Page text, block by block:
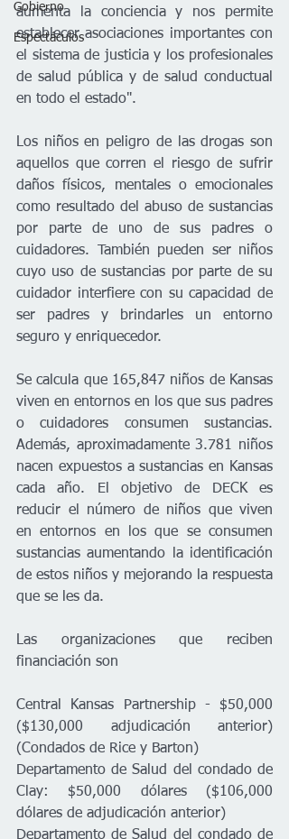
Gobierno
Espectáculos
aumenta la conciencia y nos permite
establecer asociaciones importantes con
el sistema de justicia y los profesionales
de salud pública y de salud conductual
en todo el estado".
Los niños en peligro de las drogas son
aquellos que corren el riesgo de sufrir
daños físicos, mentales o emocionales
como resultado del abuso de sustancias
por parte de uno de sus padres o
cuidadores. También pueden ser niños
cuyo uso de sustancias por parte de su
cuidador interfiere con su capacidad de
ser padres y brindarles un entorno
seguro y enriquecedor.
Se calcula que 165,847 niños de Kansas
viven en entornos en los que sus padres
o cuidadores consumen sustancias.
Además, aproximadamente 3.781 niños
nacen expuestos a sustancias en Kansas
cada año. El objetivo de DECK es
reducir el número de niños que viven
en entornos en los que se consumen
sustancias aumentando la identificación
de estos niños y mejorando la respuesta
que se les da.
Las organizaciones que reciben
financiación son
Central Kansas Partnership - $50,000
($130,000 adjudicación anterior)
(Condados de Rice y Barton)
Departamento de Salud del condado de
Clay: $50,000 dólares ($106,000
dólares de adjudicación anterior)
Departamento de Salud del condado de